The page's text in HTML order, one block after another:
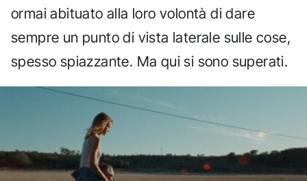
ormai abituato alla loro volontà di dare
sempre un punto di vista laterale sulle cose,
spesso spiazzante. Ma qui si sono superati.